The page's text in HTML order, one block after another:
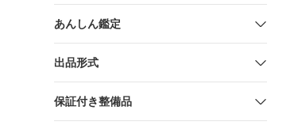
あんしん鑑定
出品形式
保証付き整備品